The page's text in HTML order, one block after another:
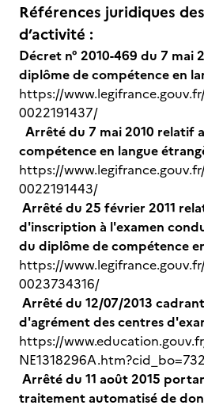
Références juridiques
d’activité :
Décret n° 2010-469 du 7 mai
diplôme de compétence en
https://
0022191437/
Arrêté du 7 mai 2010 relatif
compétence en langue
https://
0022191443/
Arrêté du 25 février 2011
d'inscription à l'examen
du diplôme de compétence
https://
0023734316/
Arrêté du 12/07/2013
d'agrément des centres
https://
Arrêté du 11 août 2015
traitement automatisé de